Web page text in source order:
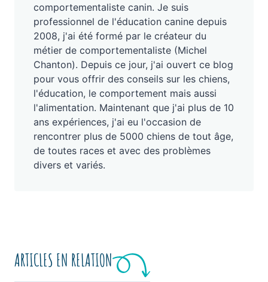
comportementaliste canin. Je suis
professionnel de l'éducation canine depuis
2008, j'ai été formé par le créateur du
métier de comportementaliste (Michel
Chanton). Depuis ce jour, j'ai ouvert ce blog
pour vous offrir des conseils sur les chiens,
l'éducation, le comportement mais aussi
l'alimentation. Maintenant que j'ai plus de 10
ans expériences, j'ai eu l'occasion de
rencontrer plus de 5000 chiens de tout âge,
de toutes races et avec des problèmes
divers et variés.
ARTICLES EN RELATION